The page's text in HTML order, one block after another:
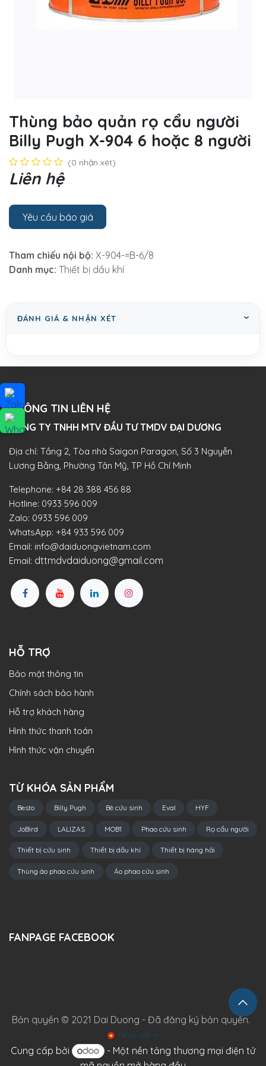
Thùng bảo quản rọ cẩu người
Billy Pugh X-904 6 hoặc 8 người
(0 nhận xét)
Liên hệ
Yêu cầu báo giá
Tham chiếu nội bộ: X-904-=B-6/8
Danh mục: Thiết bị dầu khí
ĐÁNH GIÁ & NHẬN XÉT
THÔNG TIN LIÊN HỆ
CÔNG TY TNHH MTV ĐẦU TƯ TMDV ĐẠI DƯƠNG​
Địa chỉ: Tầng 2, Tòa nhà Saigon Paragon, Số 3 Nguyễn
Lương Bằng, Phường Tân Mỹ, TP Hồ Chí Minh
Telephone: +84 28 388 456 88
Hotline: 0933 596 009
Zalo: 0933 596 009
WhatsApp: +84 933 596 009
Email: info@daiduongvietnam.com
Email: dttmdvdaiduong@gmail.com
HỖ TRỢ
Bảo mật thông tin
Chính sách bảo hành
Hỗ trợ khách hàng
Hình thức thanh toán
Hình thức vận chuyển
TỪ KHÓA SẢN PHẨM
Besto Billy Pugh Bè cứu sinh Eval HYF
JoBird LALIZAS MOB1 Phao cứu sinh Rọ cẩu người
Thiết bị cứu sinh Thiết bị dầu khí Thiết bị hàng hải
Thùng áo phao cứu sinh Áo phao cứu sinh
FANPAGE FACEBOOK
Bản quyền © 2021 Dai Duong - Đã đăng ký bản quyền.
Tiếng Việt
Cung cấp bởi - Một nền tảng thương mại điện tử